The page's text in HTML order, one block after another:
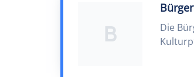
B
Die